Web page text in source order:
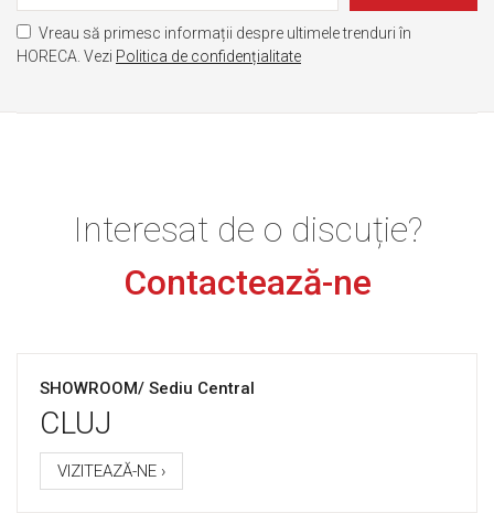
Vreau să primesc informații despre ultimele trenduri în
HORECA. Vezi Politica de confidențialitate
Interesat de o discuție?
Contactează-ne
SHOWROOM/ Sediu Central
CLUJ
VIZITEAZĂ-NE ›